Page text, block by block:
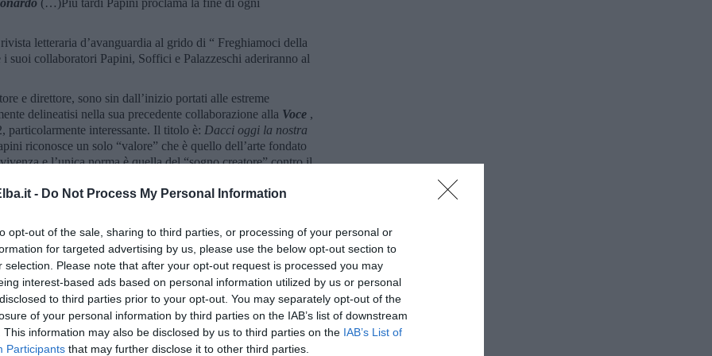
- Do Not Process My Personal Information
opt-out of the sale, sharing to third parties, or processing of your personal or
for targeted advertising by us, please use the below opt-out section to
selection. Please note that after your opt-out request is processed you may
interest-based ads based on personal information utilized by us or personal
to third parties prior to your opt-out. You may separately opt-out of the
of your personal information by third parties on the IAB’s list of downstream
This information may also be disclosed by us to third parties on the IAB’s List of
Participants that may further disclose it to other third parties.
letteraria d’avanguardia al grido di “ Freghiamoci della
suoi collaboratori Papini, Soffici e Palazzeschi aderiranno al
e direttore, sono sin dall’inizio portati alle estreme
delineatisi nella sua precedente collaborazione alla Voce ,
particolarmente interessante. Il titolo è: Dacci oggi la nostra
riconosce un solo “valore” che è quello dell’arte fondato
e l’unica norma è quella del “sogno creatore” contro il
la “poesia”, proposta come assoluta “libertà” del letterato,
ed edonistica. Quello dell’antidannunziano Papini ci appare
e plebeo; l’ antiaccademia di non pochi fra i “lacerbiani”
accademia, quella del triviale, il loro ribellismo riuscirà
e nell’esaltazione dei voleri del più forte.”[2]
si ha come la sensazione di un autore che, ormai vecchio,
scrisseUn uomo finitonel 1912 quando aveva superato da